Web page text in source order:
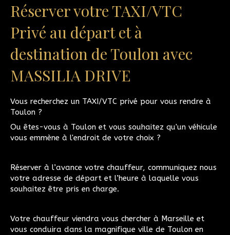
Réserver votre TAXI/VTC
Privé au départ et à
destination de Toulon avec
MASSILIA DRIVE
Vous recherchez un TAXI/VTC privé pour vous rendre à
Toulon ?
Ou êtes-vous à Toulon et vous souhaitez qu'un véhicule
vous emmène à l'endroit de votre choix ?
Réserver à l’avance votre chauffeur, communiquez nous
votre adresse de départ et l’heure à laquelle vous
souhaitez être pris en charge.
Votre chauffeur viendra vous chercher à Marseille et
vous conduira dans la magnifique ville de Toulon en